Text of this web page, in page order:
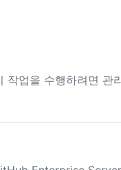
업을 수행하려면 관